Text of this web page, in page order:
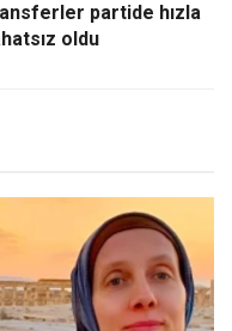
partide hızla
oldu